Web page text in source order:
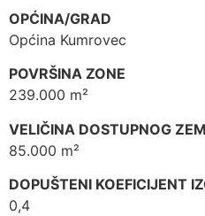
OPĆINA/GRAD
Općina Kumrovec
POVRŠINA ZONE
239.000 m²
VELIČINA DOSTUPNOG
85.000 m²
DOPUŠTENI KOEFICIJENT
0,4